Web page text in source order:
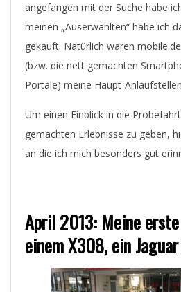
angefangen mit der Suche habe
meinen „Auserwählten“ habe ich
gekauft. Natürlich waren
(bzw. die nett gemachten
Portale) meine Haupt-
Um einen Einblick in die
gemachten Erlebnisse zu geben,
an die ich mich besonders gut
April 2013: Meine
einem X308, ein